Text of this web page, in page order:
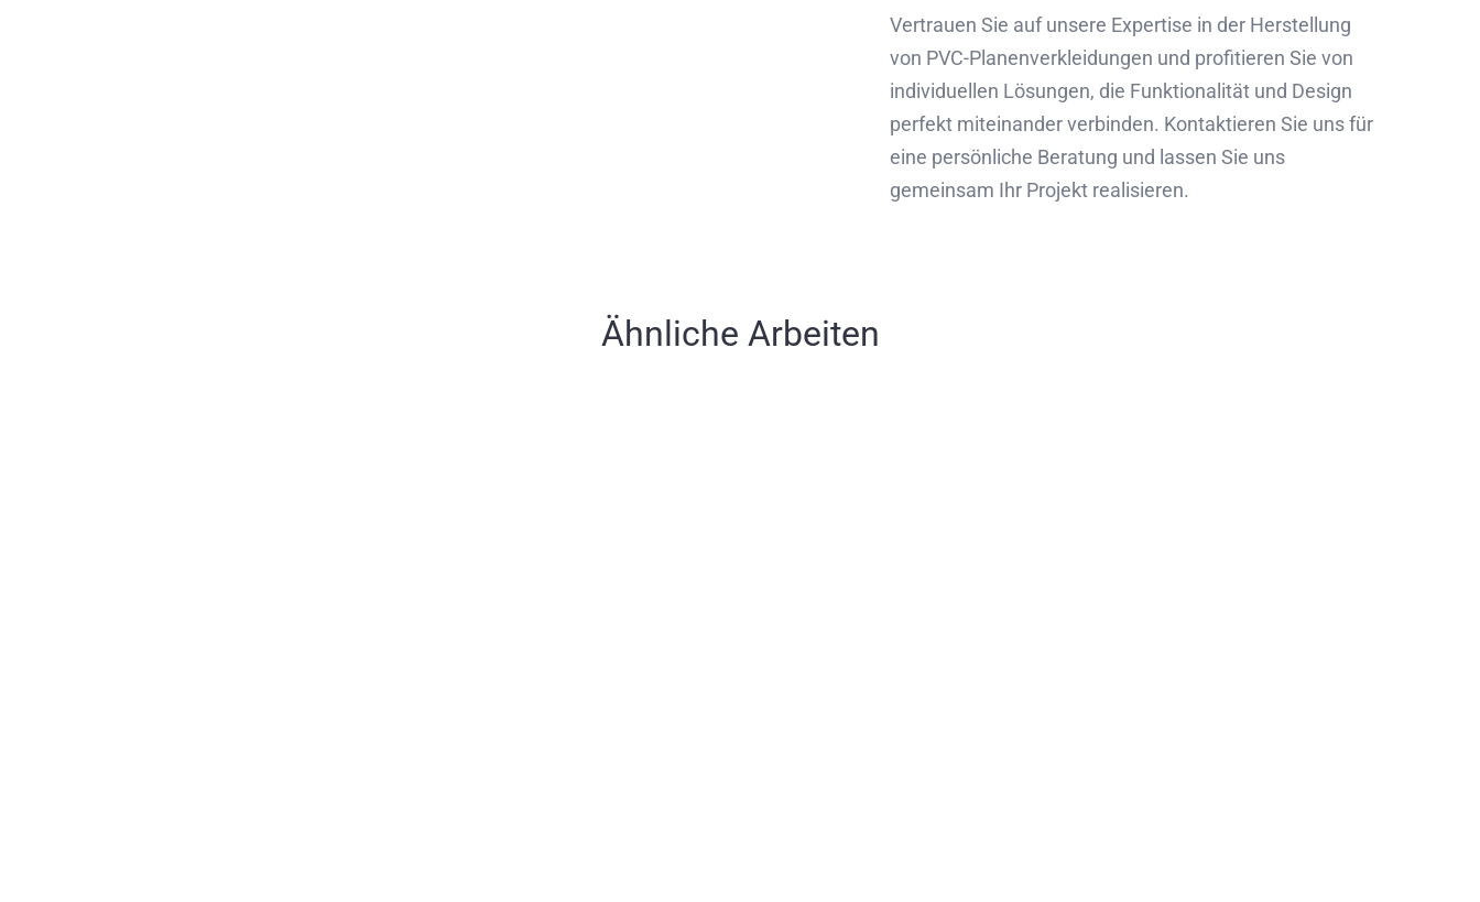
Vertrauen Sie auf unsere Expertise in der Herstellung
von PVC-Planenverkleidungen und profitieren Sie von
individuellen Lösungen, die Funktionalität und Design
perfekt miteinander verbinden. Kontaktieren Sie uns für
eine persönliche Beratung und lassen Sie uns
gemeinsam Ihr Projekt realisieren.
Ähnliche Arbeiten